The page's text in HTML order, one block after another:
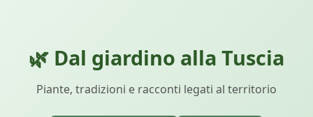
🌿 Dal giardino alla Tuscia
Piante, tradizioni e racconti legati al territorio